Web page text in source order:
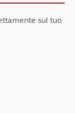
sul tuo